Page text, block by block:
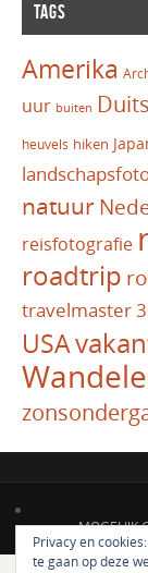
TAGS
Amerika
uur buiten
heuvels hiken
natuur
reisfotografie
roadtrip
travelmaster
USA
MOGELIJK
Privacy en
te gaan op deze